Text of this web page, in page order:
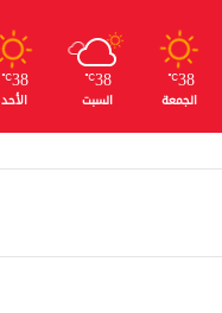
38
℃
الجمعة
38
℃
السبت
38
℃
الأحد